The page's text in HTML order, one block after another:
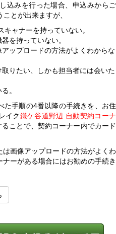
込みを行った場合、申込みからご
とが出来ますが、
ャナーを持っていない。
を持っていない。
ップロードの方法がよくわからな
りたい、しかも担当者には会いた
。
た手順の4番以降の手続きを、お住
イク鎌ケ谷道野辺 自動契約コーナ
ことで、契約コーナー内でカード
画像アップロードの方法がよくわ
ーがある場合にはお勧めの手続き